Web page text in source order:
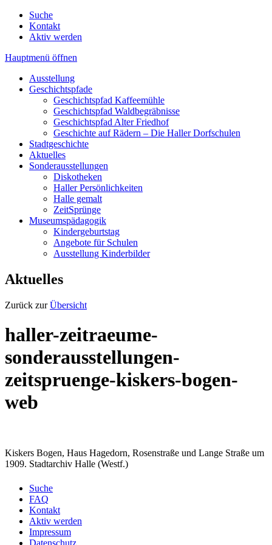
Suche
Kontakt
Aktiv werden
Hauptmenü öffnen
Ausstellung
Geschichtspfade
Geschichtspfad Kaffeemühle
Geschichtspfad Waldbegräbnisse
Geschichtspfad Alter Friedhof
Geschichte auf Rädern – Die Haller Dorfschulen
Stadtgeschichte
Aktuelles
Sonderausstellungen
Diskotheken
Haller Persönlichkeiten
Halle gemalt
ZeitSprünge
Museumspädagogik
Kindergeburtstag
Angebote für Schulen
Ausstellung Kinderbilder
Aktuelles
Zurück zurÜbersicht
haller-zeitraeume-
sonderausstellungen-
zeitspruenge-kiskers-bogen-
web
Kiskers Bogen, Haus Hagedorn, Rosenstraße und Lange Straße um
1909. Stadtarchiv Halle (Westf.)
Suche
FAQ
Kontakt
Aktiv werden
Impressum
Datenschutz